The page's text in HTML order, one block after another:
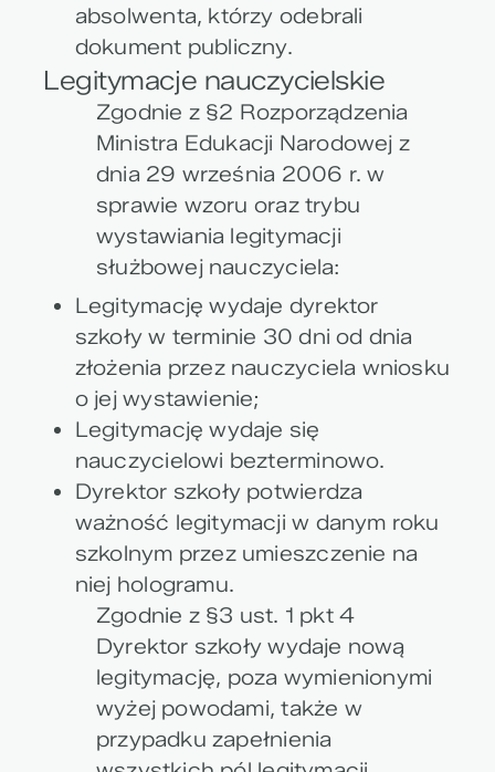
absolwenta, którzy odebrali
dokument publiczny.
Legitymacje nauczycielskie
Zgodnie z §2 Rozporządzenia
Ministra Edukacji Narodowej z
dnia 29 września 2006 r. w
sprawie wzoru oraz trybu
wystawiania legitymacji
służbowej nauczyciela:
Legitymację wydaje dyrektor
szkoły w terminie 30 dni od dnia
złożenia przez nauczyciela wniosku
o jej wystawienie;
Legitymację wydaje się
nauczycielowi bezterminowo.
Dyrektor szkoły potwierdza
ważność legitymacji w danym roku
szkolnym przez umieszczenie na
niej hologramu.
Zgodnie z §3 ust. 1 pkt 4
Dyrektor szkoły wydaje nową
legitymację, poza wymienionymi
wyżej powodami, także w
przypadku zapełnienia